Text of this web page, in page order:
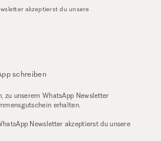
akzeptierst du unsere
schreiben
zu unserem WhatsApp Newsletter
erhalten.
Newsletter akzeptierst du unsere